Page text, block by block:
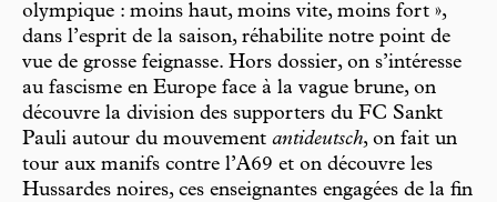
olympique : moins haut, moins vite, moins fort »,
dans l’esprit de la saison, réhabilite notre point de
vue de grosse feignasse. Hors dossier, on s’intéresse
au fascisme en Europe face à la vague brune, on
découvre la division des supporters du FC Sankt
Pauli autour du mouvement antideutsch, on fait un
tour aux manifs contre l’A69 et on découvre les
Hussardes noires, ces enseignantes engagées de la fin